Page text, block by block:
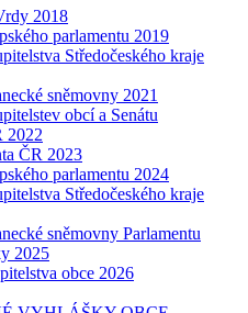
2018
parlamentu 2019
Středočeského kraje
sněmovny 2021
obcí a Senátu
2022
ČR 2023
parlamentu 2024
Středočeského kraje
sněmovny Parlamentu
2025
obce 2026